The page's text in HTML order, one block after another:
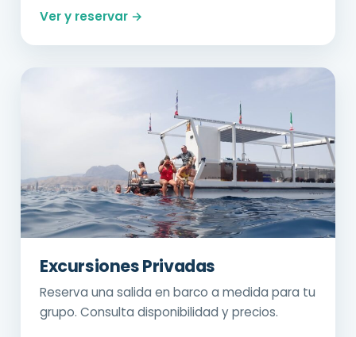
Ver y reservar →
Excursiones Privadas
Reserva una salida en barco a medida para tu
grupo. Consulta disponibilidad y precios.